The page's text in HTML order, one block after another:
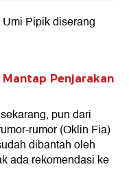
Pipik diserang
Penjarakan
pun dari
rumor (Oklin Fia)
dibantah oleh
ada rekomendasi ke